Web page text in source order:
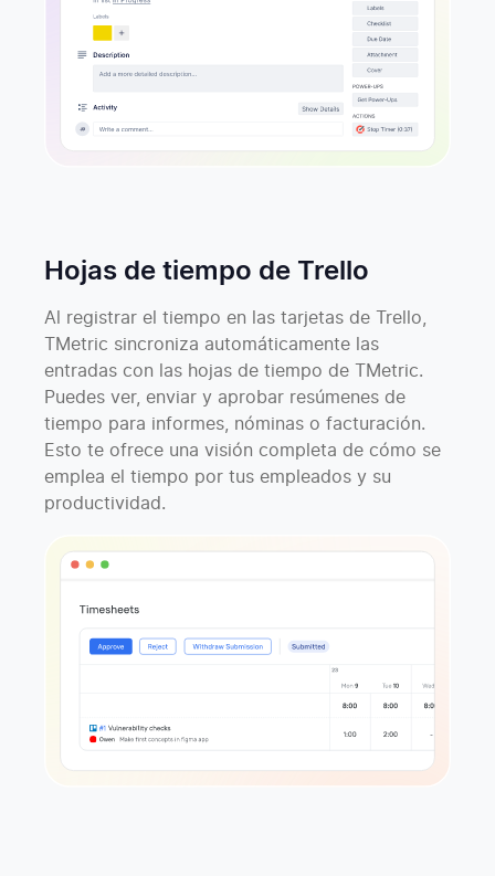
Hojas de tiempo de Trello
Al registrar el tiempo en las tarjetas de Trello,
TMetric sincroniza automáticamente las
entradas con las hojas de tiempo de TMetric.
Puedes ver, enviar y aprobar resúmenes de
tiempo para informes, nóminas o facturación.
Esto te ofrece una visión completa de cómo se
emplea el tiempo por tus empleados y su
productividad.